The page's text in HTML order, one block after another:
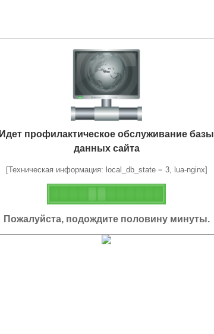
Идет профилактическое обслуживание базы
данных сайта
[Техническая информация: local_db_state = 3, lua-nginx]
Пожалуйста, подождите половину минуты.